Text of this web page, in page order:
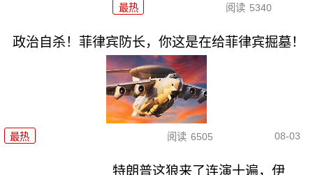
最热 阅读 5340
政治自杀！菲律宾防长，你这是在给菲律宾掘墓！
最热 阅读 6505 08-03
特朗普这狼来了连演十遍，伊